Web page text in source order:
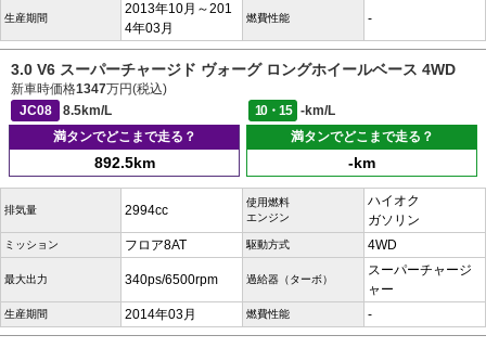
生産期間
2013年10月～201
4年03月
燃費性能 -
3.0 V6 スーパーチャージド ヴォーグ ロングホイールベース 4WD
新車時価格1347万円(税込)
JC08
8.5km/L 10・15
-km/L
満タンでどこまで走る？
892.5km
満タンでどこまで走る？
-km
排気量 2994cc
使用燃料
エンジン
ハイオク
ガソリン
ミッション フロア8AT 駆動方式 4WD
最大出力 340ps/6500rpm 過給器（ターボ）
スーパーチャージ
ャー
生産期間 2014年03月 燃費性能 -